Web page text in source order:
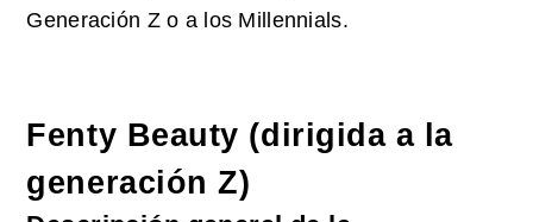
Generación Z o a los Millennials.
Fenty Beauty (dirigida a la
generación Z)